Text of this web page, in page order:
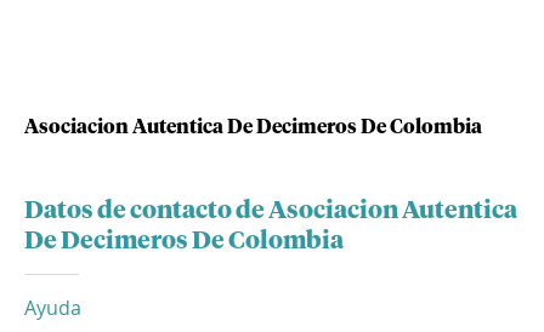
Asociacion Autentica De Decimeros De Colombia
Datos de contacto de Asociacion Autentica
De Decimeros De Colombia
Ayuda